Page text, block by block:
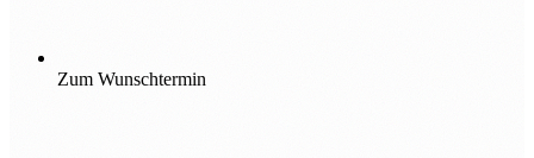
Zum Wunschtermin